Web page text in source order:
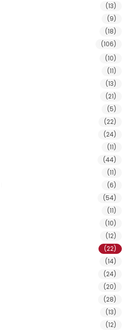
(13)
(9)
(18)
(106)
(10)
(11)
(13)
(21)
(5)
(22)
(24)
(11)
(44)
(11)
(6)
(54)
(11)
(10)
(12)
(22)
(14)
(24)
(20)
(28)
(13)
(12)